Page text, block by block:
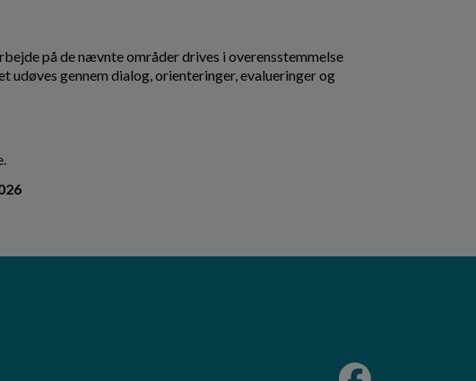
på de nævnte områder drives i overensstemmelse
gennem dialog, orienteringer, evalueringer og